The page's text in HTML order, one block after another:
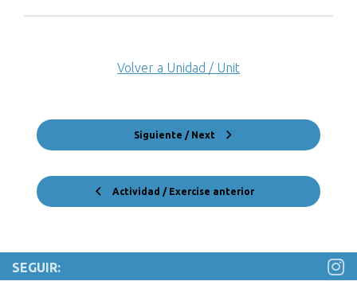
Actividad / Exercise anterior
Volver a Unidad / Unit
Siguiente / Next
SEGUIR: